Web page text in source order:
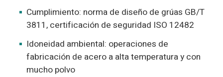
Cumplimiento: norma de diseño de grúas GB/T
3811, certificación de seguridad ISO 12482
Idoneidad ambiental: operaciones de
fabricación de acero a alta temperatura y con
mucho polvo